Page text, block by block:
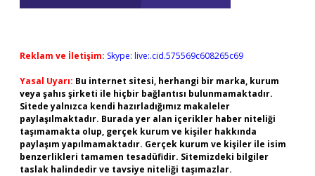
Reklam ve İletişim: Skype: live:.cid.575569c608265c69
Yasal Uyarı: Bu internet sitesi, herhangi bir marka, kurum
veya şahıs şirketi ile hiçbir bağlantısı bulunmamaktadır.
Sitede yalnızca kendi hazırladığımız makaleler
paylaşılmaktadır. Burada yer alan içerikler haber niteliği
taşımamakta olup, gerçek kurum ve kişiler hakkında
paylaşım yapılmamaktadır. Gerçek kurum ve kişiler ile isim
benzerlikleri tamamen tesadüfidir. Sitemizdeki bilgiler
taslak halindedir ve tavsiye niteliği taşımazlar.